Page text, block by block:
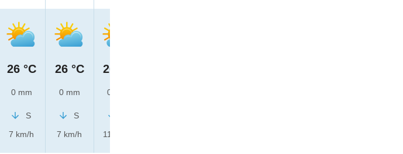
26 °C
0 mm
S
7 km/h
26 °C
0 mm
S
7 km/h
26 °C
0 mm
11 km/h